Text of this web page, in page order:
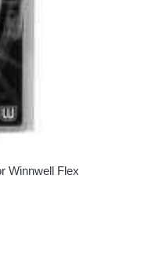
Winnwell Flex